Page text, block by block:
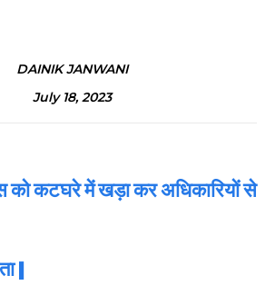
DAINIK JANWANI
July 18, 2023
को कटघरे में खड़ा कर अधिकारियों से
|